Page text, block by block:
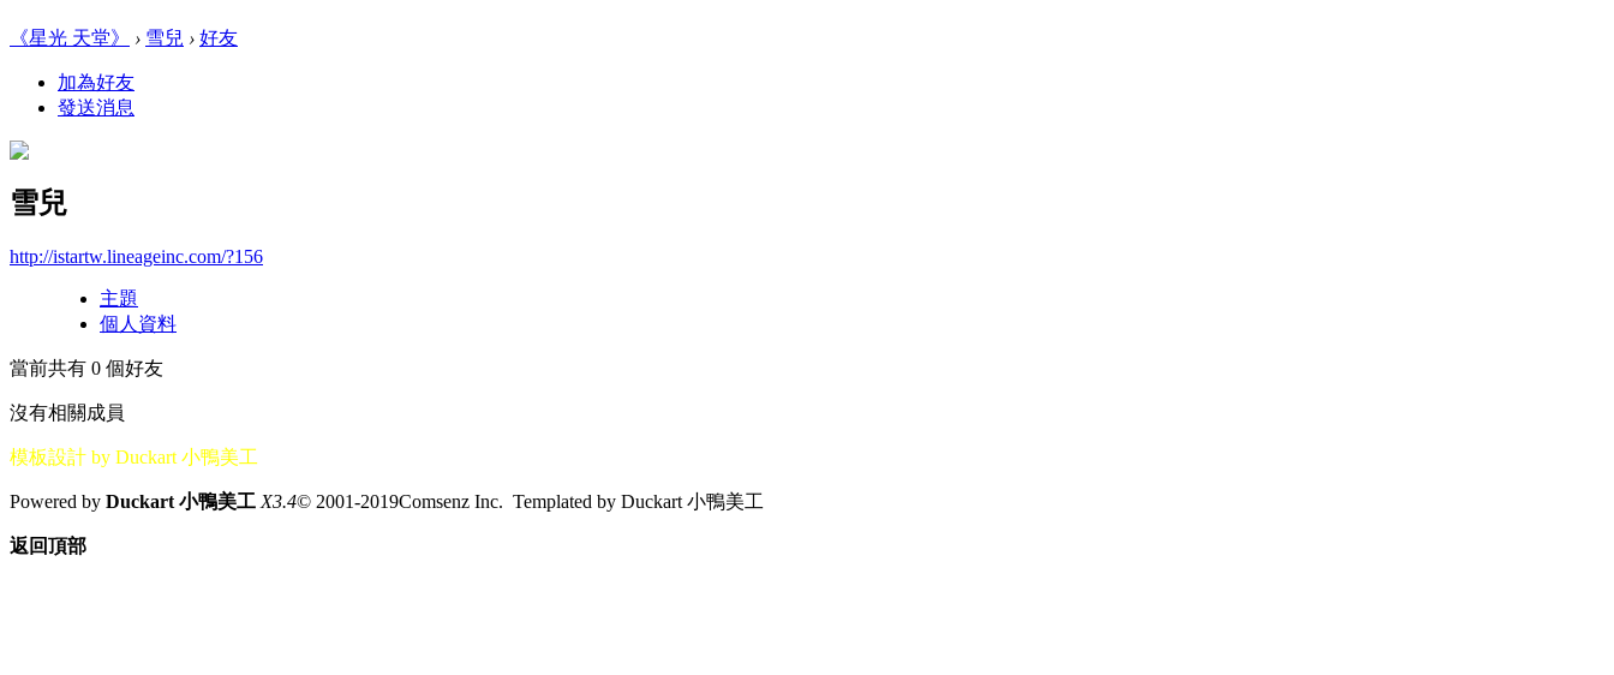
《星光 天堂》 › 雪兒 › 好友
加為好友
發送消息
雪兒
http://istartw.lineageinc.com/?156
主題
個人資料
當前共有 0 個好友
沒有相關成員
模板設計 by Duckart 小鴨美工
Powered by Duckart 小鴨美工 X3.4© 2001-2019Comsenz Inc. Templated by Duckart 小鴨美工
返回頂部